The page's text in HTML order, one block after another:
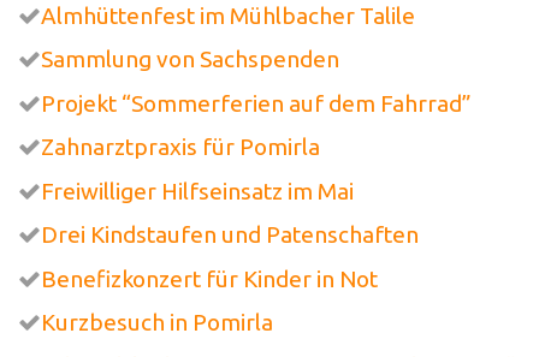
Almhüttenfest im Mühlbacher Talile
Sammlung von Sachspenden
Projekt “Sommerferien auf dem Fahrrad”
Zahnarztpraxis für Pomirla
Freiwilliger Hilfseinsatz im Mai
Drei Kindstaufen und Patenschaften
Benefizkonzert für Kinder in Not
Kurzbesuch in Pomirla